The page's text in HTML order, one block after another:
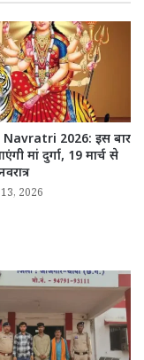
2026: इस बार
मां दुर्गा, 19 मार्च से
2026